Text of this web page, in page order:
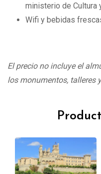
ministerio de Cultura
Wifi y bebidas
El precio no incluye el
los monumentos, talleres